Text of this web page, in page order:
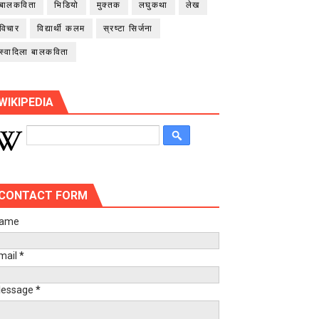
बालकविता भिडियो मुक्तक लघुकथा लेख
विचार विद्यार्थी कलम स्रष्टा सिर्जना
स्वादिला बालकविता
FORM
*
*